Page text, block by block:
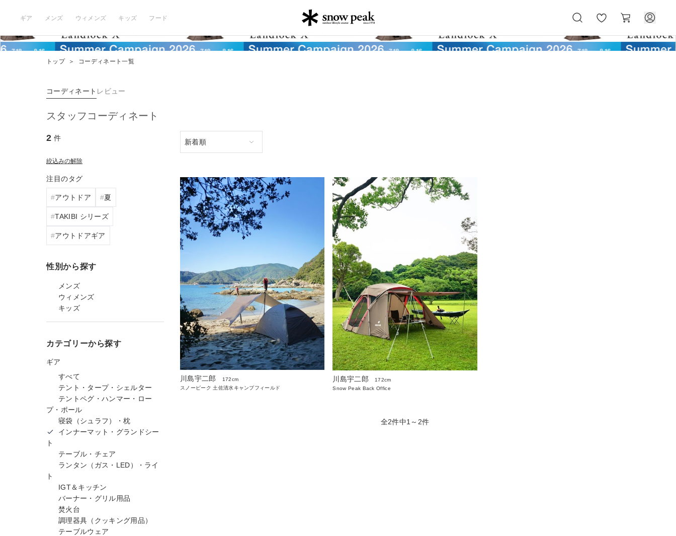
ギア メンズ ウィメンズ キッズ フード
気
に
ー
ト
トップ ＞ コーディネート一覧
コーディネート レビュー
スタッフコーディネート
2 件
絞込みの解除
注目のタグ
アウトドア 夏
TAKIBI シリーズ
アウトドアギア
性別から探す
メンズ
ウィメンズ
キッズ
カテゴリーから探す
ギア
すべて
テント・タープ・シェルター
テントペグ・ハンマー・ロー
プ・ポール
寝袋（シュラフ）・枕
インナーマット・グランドシー
ト
テーブル・チェア
ランタン（ガス・LED）・ライ
ト
IGT＆キッチン
バーナー・グリル用品
焚火台
調理器具（クッキング用品）
テーブルウェア
川島宇二郎
172cm
スノーピーク 土佐清水キャンプフィールド
川島宇二郎
172cm
Snow Peak Back Office
全2件中1～2件